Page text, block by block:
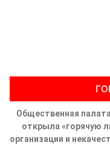
Общественная
открыла «горячую
организации и